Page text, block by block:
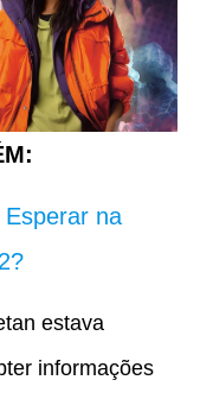
na
estava
informações